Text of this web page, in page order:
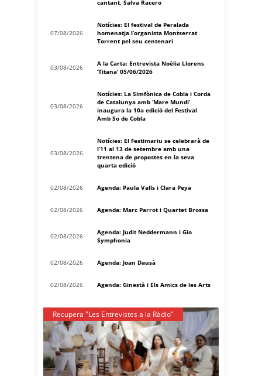
cantant, Salva Racero
07/08/2026
Notícies: El festival de Peralada
homenatja l’organista Montserrat
Torrent pel seu centenari
03/08/2026
A la Carta: Entrevista Noèlia Llorens
‘Titana’ 05/06/2026
03/08/2026
Notícies: La Simfònica de Cobla i Corda
de Catalunya amb ‘Mare Mundi’
inaugura la 10a edició del Festival
Amb So de Cobla
03/08/2026
Notícies: El Festimariu se celebrarà de
l’11 al 13 de setembre amb una
trentena de propostes en la seva
quarta edició
02/08/2026 Agenda: Paula Valls i Clara Peya
02/08/2026 Agenda: Marc Parrot i Quartet Brossa
02/08/2026
Agenda: Judit Neddermann i Gio
Symphonia
02/08/2026 Agenda: Joan Dausà
02/08/2026 Agenda: Ginestà i Els Amics de les Arts
Recupera "Les Entrevistes a la Ràdio"